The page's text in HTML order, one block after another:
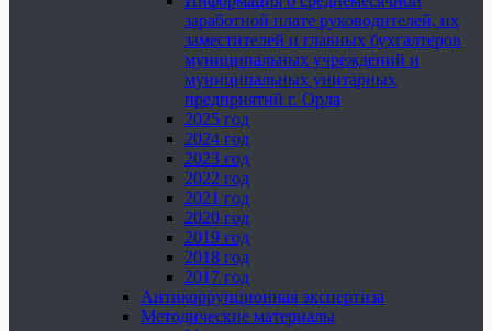
заработной плате руководителей, их
заместителей и главных бухгалтеров
муниципальных учреждений и
муниципальных унитарных
предприятий г. Орла
2025 год
2024 год
2023 год
2022 год
2021 год
2020 год
2019 год
2018 год
2017 год
Антикоррупционная экспертиза
Методические материалы